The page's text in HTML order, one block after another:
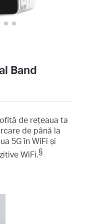
Band
de rețeaua ta
de până la
5G în WiFi și
WiFi.§